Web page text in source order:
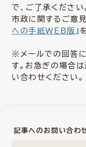
で、ご了承ください
市政に関するご意
への手紙ＷＥＢ版 」
※メールでの回答
す。お急ぎの場合
い合わせくださ
記事へのお問い合わ